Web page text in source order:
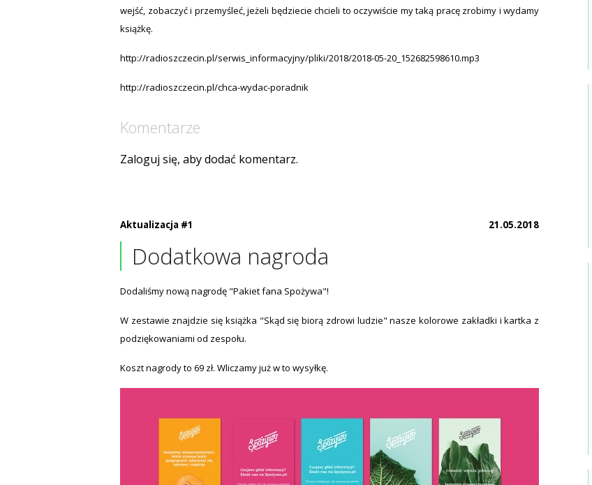
wejść, zobaczyć i przemyśleć, jeżeli będziecie chcieli to oczywiście my taką pracę zrobimy i wydamy
książkę.
http://radioszczecin.pl/serwis_informacyjny/pliki/2018/2018-05-20_152682598610.mp3
http://radioszczecin.pl/chca-wydac-poradnik
Komentarze
Zaloguj się, aby dodać komentarz.
Aktualizacja #1 21.05.2018
Dodatkowa nagroda
Dodaliśmy nową nagrodę "Pakiet fana Spożywa"!
W zestawie znajdzie się książka "Skąd się biorą zdrowi ludzie" nasze kolorowe zakładki i kartka z
podziękowaniami od zespołu.
Koszt nagrody to 69 zł. Wliczamy już w to wysyłkę.